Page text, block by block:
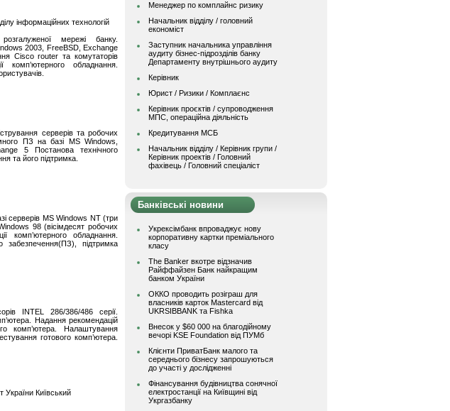
інформаційних технологій
мережі банку.
2003, FreeBSD, Exchange
Cisco router та комутаторів
комп’ютерного обладнання.
серверів та робочих
ПЗ на базі MS Windows,
5 Постанова технічного
та його підтримка.
серверів MS Windows NT (три
98 (вісімдесят робочих
комп’ютерного обладнання.
забезпечення(ПЗ), підтримка
INTEL 286/386/486 серії.
Надання рекомендацій
комп’ютера. Налаштування
готового комп’ютера.
України Київський
Менеджер по комплайнс ризику
Начальник відділу / головний
економіст
Заступник начальника управління
аудиту бізнес-підрозділів банку
Департаменту внутрішнього аудиту
Керівник
Юрист / Ризики / Комплаєнс
Керівник проєктів / супроводження
МПС, операційна діяльність
Кредитування МСБ
Начальник вiддiлу / Керівник групи /
Керівник проектів / Головний
фахівець / Головний спеціаліст
Банківські новини
Укрексімбанк впроваджує нову
корпоративну картки преміального
класу
The Banker вкотре відзначив
Райффайзен Банк найкращим
банком України
ОККО проводить розіграш для
власників карток Mastercard від
UKRSIBBANK та Fishka
Внесок у $60 000 на благодійному
вечорі KSE Foundation від ПУМб
Клієнти ПриватБанк малого та
середнього бізнесу запрошуються
до участі у дослідженні
Фінансування будівництва сонячної
електростанції на Київщині від
Укргазбанку